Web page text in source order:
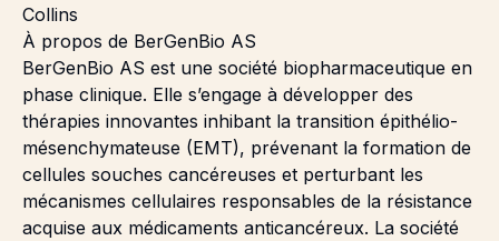
Collins
À propos de BerGenBio AS
BerGenBio AS est une société biopharmaceutique en
phase clinique. Elle s’engage à développer des
thérapies innovantes inhibant la transition épithélio-
mésenchymateuse (EMT), prévenant la formation de
cellules souches cancéreuses et perturbant les
mécanismes cellulaires responsables de la résistance
acquise aux médicaments anticancéreux. La société